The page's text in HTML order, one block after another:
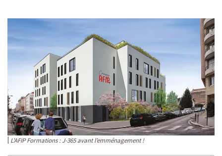
L'AFIP Formations : J-365 avant l’emménagement !